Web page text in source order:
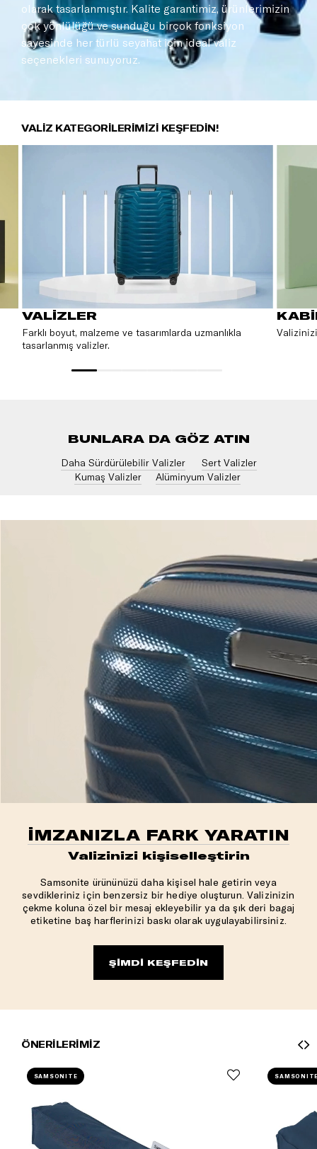
olarak tasarlanmıştır. Kalite garantimiz, ürünlerimizin
çok yönlülüğü ve sunduğu birçok fonksiyon
sayesinde her türlü seyahat için ideal valiz
seçenekleri sunuyoruz.
VALIZ KATEGORILERIMIZI KEŞFEDIN!
VALİZLER
Farklı boyut, malzeme ve tasarımlarda uzmanlıkla
tasarlanmış valizler.
BUNLARA DA GÖZ ATIN
Daha Sürdürülebilir Valizler
Sert Valizler
Kumaş Valizler
Alüminyum Valizler
İMZANIZLA FARK YARATIN
Valizinizi kişiselleştirin
Samsonite ürününüzü daha kişisel hale getirin veya
sevdikleriniz için benzersiz bir hediye oluşturun. Valizinizin
çekme koluna özel bir mesaj ekleyebilir ya da şık deri bagaj
etiketine baş harflerinizi baskı olarak uygulayabilirsiniz.
ŞİMDİ KEŞFEDİN
ÖNERİLERİMİZ
SAMSONITE